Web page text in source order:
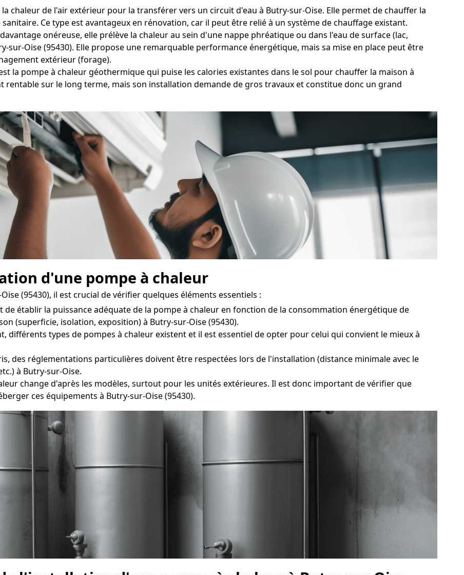
chaleur de l'air extérieur pour la transférer vers un circuit d'eau à Butry-sur-Oise. Elle permet de chauffer la
Ce type est avantageux en rénovation, car il peut être relié à un système de chauffage existant.
onéreuse, elle prélève la chaleur au sein d'une nappe phréatique ou dans l'eau de surface (lac,
Oise (95430). Elle propose une remarquable performance énergétique, mais sa mise en place peut être
extérieur (forage).
la pompe à chaleur géothermique qui puise les calories existantes dans le sol pour chauffer la maison à
rentable sur le long terme, mais son installation demande de gros travaux et constitue donc un grand
d'une pompe à chaleur
(95430), il est crucial de vérifier quelques éléments essentiels :
de établir la puissance adéquate de la pompe à chaleur en fonction de la consommation énergétique de
(superficie, isolation, exposition) à Butry-sur-Oise (95430).
différents types de pompes à chaleur existent et il est essentiel de opter pour celui qui convient le mieux à
des réglementations particulières doivent être respectées lors de l'installation (distance minimale avec le
à Butry-sur-Oise.
change d'après les modèles, surtout pour les unités extérieures. Il est donc important de vérifier que
ces équipements à Butry-sur-Oise (95430).